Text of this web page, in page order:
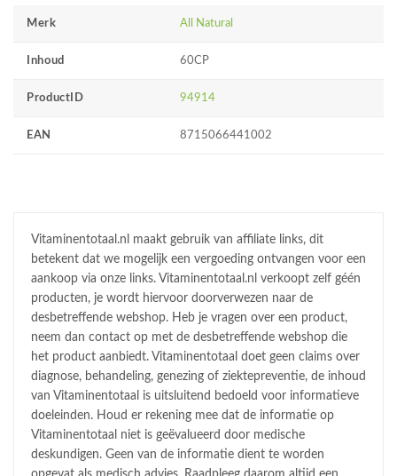
Merk All Natural
Inhoud 60CP
ProductID 94914
EAN 8715066441002
Vitaminentotaal.nl maakt gebruik van affiliate links, dit
betekent dat we mogelijk een vergoeding ontvangen voor een
aankoop via onze links. Vitaminentotaal.nl verkoopt zelf géén
producten, je wordt hiervoor doorverwezen naar de
desbetreffende webshop. Heb je vragen over een product,
neem dan contact op met de desbetreffende webshop die
het product aanbiedt. Vitaminentotaal doet geen claims over
diagnose, behandeling, genezing of ziektepreventie, de inhoud
van Vitaminentotaal is uitsluitend bedoeld voor informatieve
doeleinden. Houd er rekening mee dat de informatie op
Vitaminentotaal niet is geëvalueerd door medische
deskundigen. Geen van de informatie dient te worden